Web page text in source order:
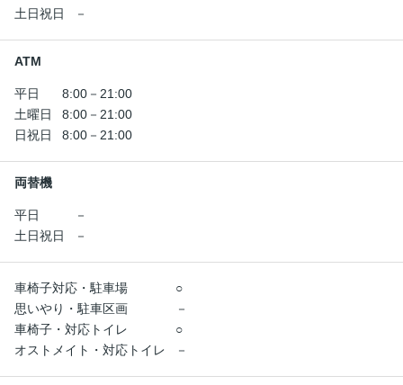
土日祝日
－
ATM
平日
8:00－21:00
土曜日
8:00－21:00
日祝日
8:00－21:00
両替機
平日
－
土日祝日
－
車椅子対応・駐車場
○
思いやり・駐車区画
－
車椅子・対応トイレ
○
オストメイト・対応トイレ
－